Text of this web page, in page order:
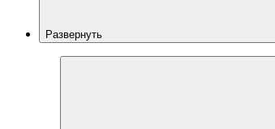
Развернуть